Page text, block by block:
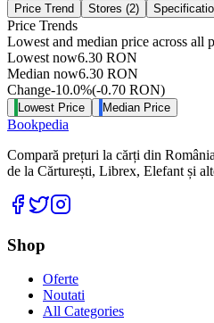
Price Trend Stores (2)
Price Trends
Lowest and median price across all
Lowest now6.30 RON
Median now6.30 RON
Change-10.0%(-0.70 RON)
Lowest Price Median Price
Bookpedia
Compară prețuri la cărți din
de la Cărturești, Librex, Elefant și
Facebook
Twitter
Shop
Oferte
Noutati
All Categories